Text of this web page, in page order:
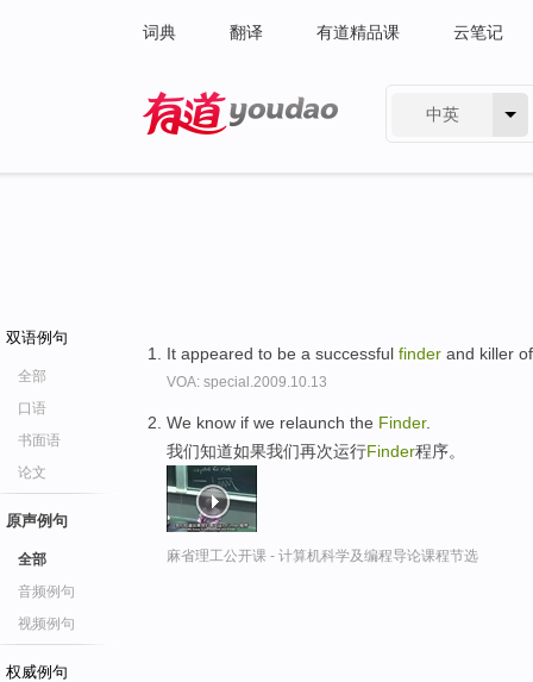
词典 翻译 有道精品课 云笔记
中英
双语例句
全部
口语
书面语
论文
原声例句
全部
音频例句
视频例句
权威例句
It appeared to be a successful finder and killer
VOA: special.2009.10.13
We know if we relaunch the Finder.
我们知道如果我们再次运行Finder程序。
麻省理工公开课 - 计算机科学及编程导论课程节选